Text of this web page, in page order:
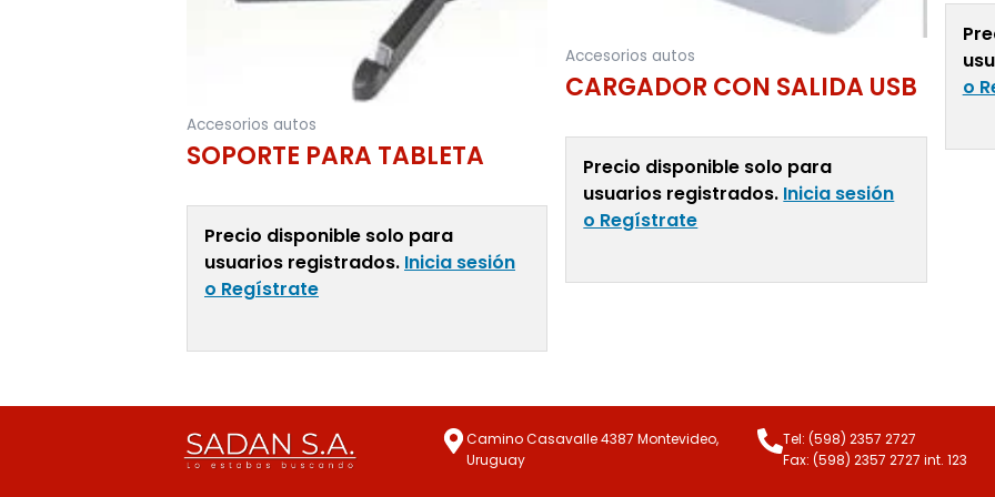
Accesorios autos
SOPORTE PARA TABLETA
Precio disponible solo para
usuarios registrados. Inicia sesión
o Regístrate
Accesorios autos
CARGADOR CON SALIDA USB
Precio disponible solo para
usuarios registrados. Inicia sesión
o Regístrate
o
Camino Casavalle 4387 Montevideo,
Uruguay
Tel: (598) 2357 2727
Fax: (598) 2357 2727 int. 123